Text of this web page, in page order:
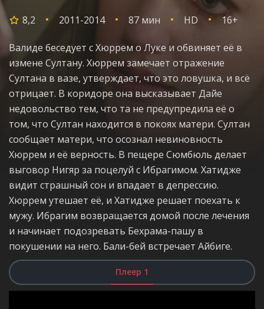
8,2 2011-2014 87 мин HD 16+
Валиде беседует с Хюррем о Луке и обвиняет её в
измене Султану. Хюррем замечает отражение
Султана в вазе, утверждает, что это ловушка, и всё
отрицает. В коридоре она высказывает Дайе
недовольство тем, что та не предупредила её о
том, что Султан находится в покоях матери. Султан
сообщает матери, что осознал невиновность
Хюррем и её верность. В пещере Сюмбюль делает
выговор Нигяр за поцелуй с Ибрагимом. Хатидже
видит страшный сон и впадает в депрессию.
Хюррем утешает её, и Хатидже решает поехать к
мужу. Ибрагим возвращается домой после лечения
и начинает подозревать Бехрама-пашу в
покушении на него. Бали-бей встречает Айбиге.
Плеер 1